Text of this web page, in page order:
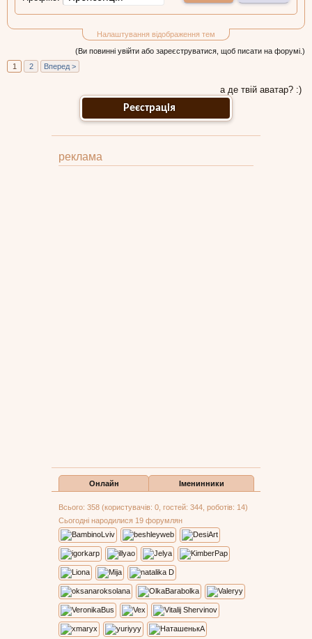
Налаштування відображення тем
(Ви повинні увійти або зареєструватися, щоб писати на форумі.)
1
2 Вперед >
а де твій аватар? :)
Реєстрація
реклама
Онлайн Іменинники
Всього: 358 (користувачів: 0, гостей: 344, роботів: 14)
Сьогодні народилися 19 форумлян